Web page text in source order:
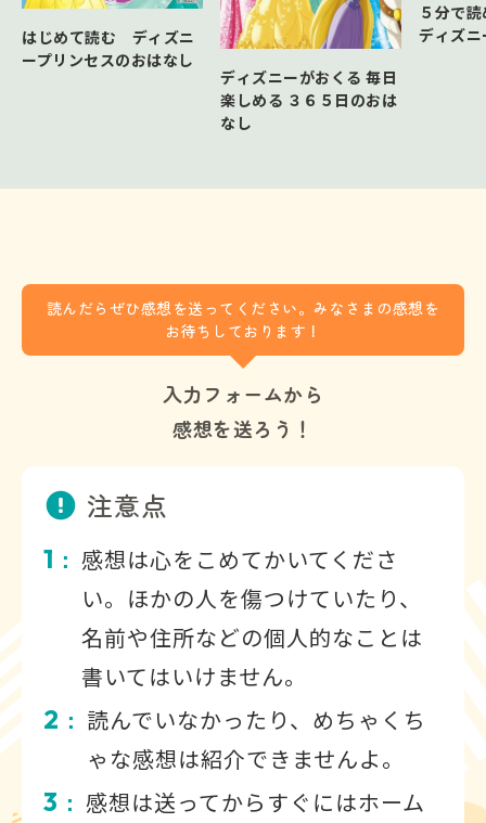
はじめて読む ディズニ
ープリンセスのおはなし
ディズニーがおくる 毎日
楽しめる ３６５日のおは
なし
５分で
ディズ
読んだらぜひ感想を送ってください。みなさまの感想を
お待ちしております！
入力フォームから
感想を送ろう！
注意点
1 ： 感想は心をこめてかいてくださ
い。ほかの人を傷つけていたり、
名前や住所などの個人的なことは
書いてはいけません。
2 ： 読んでいなかったり、めちゃくち
ゃな感想は紹介できませんよ。
3 ： 感想は送ってからすぐにはホーム